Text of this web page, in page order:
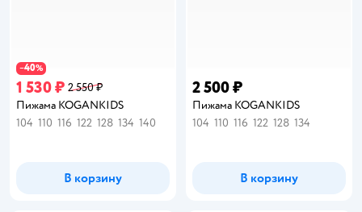
−40%
1 530 ₽ 2 550 ₽
Пижама KOGANKIDS
104 110 116 122 128 134 140
В корзину
2 500 ₽
Пижама KOGANKIDS
104 110 116 122 128 134
В корзину